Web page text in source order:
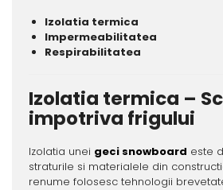
Izolatia termica
Impermeabilitatea
Respirabilitatea
Izolatia termica –
impotriva frigului
Izolatia unei geci snowboard este
straturile si materialele din
renume folosesc tehnologii